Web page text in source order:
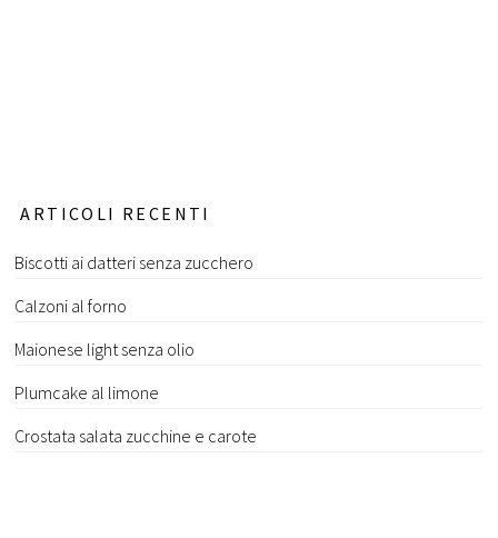
ARTICOLI RECENTI
Biscotti ai datteri senza zucchero
Calzoni al forno
Maionese light senza olio
Plumcake al limone
Crostata salata zucchine e carote